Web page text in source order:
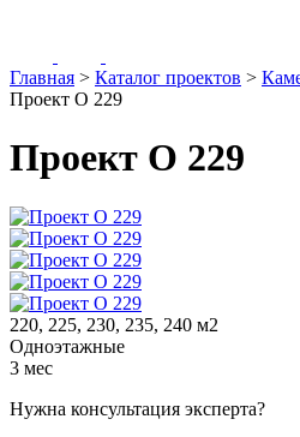
Главная > Каталог проектов >
Проект О 229
Проект О 229
220, 225, 230, 235, 240 м2
Одноэтажные
3 мес
Нужна консультация эксперта?